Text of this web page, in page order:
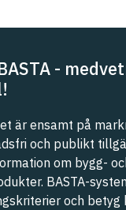
-
är ensamt på
och publikt
om bygg-
BASTA-
och